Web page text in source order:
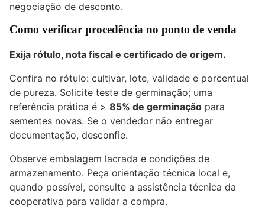
negociação de desconto.
Como verificar procedência no ponto de venda
Exija rótulo, nota fiscal e certificado de origem.
Confira no rótulo: cultivar, lote, validade e porcentual
de pureza. Solicite teste de germinação; uma
referência prática é > 85% de germinação para
sementes novas. Se o vendedor não entregar
documentação, desconfie.
Observe embalagem lacrada e condições de
armazenamento. Peça orientação técnica local e,
quando possível, consulte a assistência técnica da
cooperativa para validar a compra.